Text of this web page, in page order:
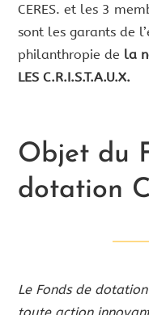
CERES. et les 3
sont les garants de
philanthropie de la
LES C.R.I.S.T.A.U.X.
Objet du
dotation
Le Fonds de
toute action